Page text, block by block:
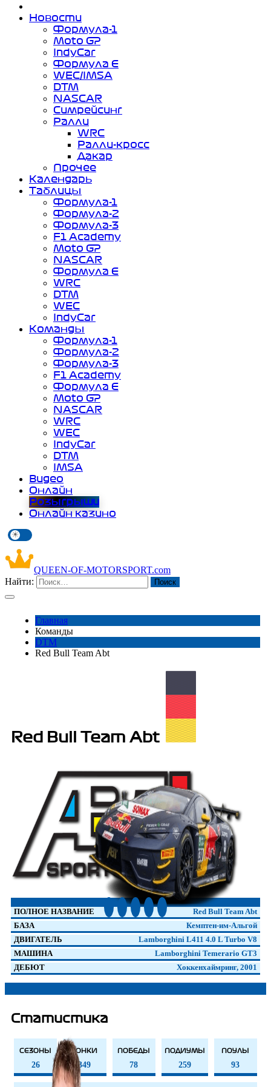
Новости
Формула-1
Moto GP
IndyCar
Формула Е
WEC/IMSA
DTM
NASCAR
Симрейсинг
Ралли
WRC
Ралли-кросс
Дакар
Прочее
Календарь
Таблицы
Формула-1
Формула-2
Формула-3
F1 Academy
Moto GP
NASCAR
Формула Е
WRC
DTM
WEC
IndyCar
Команды
Формула-1
Формула-2
Формула-3
F1 Academy
Формула Е
Moto GP
NASCAR
WRC
WEC
IndyCar
DTM
IMSA
Видео
Онлайн
Розыгрыши
Онлайн казино
QUEEN-OF-MOTORSPORT.com
Найти:
Главная
Команды
DTM
Red Bull Team Abt
Red Bull Team Abt
ПОЛНОЕ НАЗВАНИЕ
Red Bull Team Abt
БАЗА
Кемптен-им-Альгой
ДВИГАТЕЛЬ
Lamborghini L411 4.0 L Turbo V8
МАШИНА
Lamborghini Temerario GT3
ДЕБЮТ
Хоккенхаймринг, 2001
Статистика
СЕЗОНЫ
26
ГОНКИ
349
ПОБЕДЫ
78
ПОДИУМЫ
259
ПОУЛЫ
93